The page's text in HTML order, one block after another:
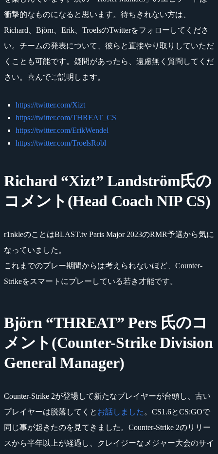
衝撃的なものになると思います。待ちきれない方は、
Richard、Björn、Erik、TroelsのTwitterをフォローしてくださ
い。チームの発表について、彼らと直接やり取りしていただ
くことも可能です。疑問があったら、遠慮無く質問してくだ
さい。喜んでご説明します。
https://twitter.com/Xizt
https://twitter.com/THREAT_CS
https://twitter.com/ErikWendel
https://twitter.com/TroelsRobl
Richard “Xizt” Landström氏の
コメント(Head Coach NIP CS)
r1nkleのことはBLAST.tv Paris Major 2023のRMR予選から気に
なっていました。
これまでのプレー期間からは考えられないほど、Counter-
Strikeをスマートにプレーしている若き才能です。
Björn “THREAT” Pers 氏のコ
メント(Counter-Strike Division
General Manager)
Counter-Strike 2が登場して新たなプレイヤーが台頭し、古い
プレイヤーは脱落してくと お話しました 。CS1.6とCS:GOで
同じ事が起きたのを見てきました。Counter-Strike 2のリリー
スから半年以上が経過し、クレイジーなメジャー大会のサイ